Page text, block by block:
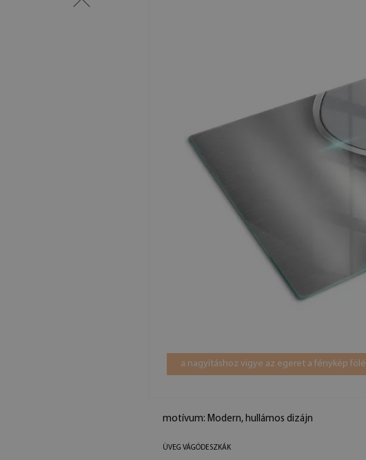
a nagyításhoz vigye az egeret a fénykép fölé
motívum: Modern, hullámos dizájn
ÜVEG VÁGÓDESZKÁK